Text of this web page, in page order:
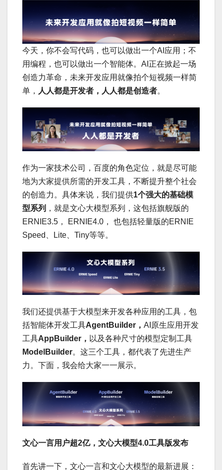
今天，你不会写代码，也可以做出一个AI应用；不
用编程，也可以做出一个智能体。AI正在掀起一场
创造力革命，未来开发应用就像拍个短视频一样简
单， 人人都是开发者，人人都是创造者。
作为一家技术公司，百度的角色定位，就是尽可能
地为大家提供所需的开发工具，不断提升整个社会
的创造力。具体来说，我们提供1个强大的基础模
型系列 ，就是文心大模型系列，这包括旗舰版的
ERNIE3.5， ERNIE4.0， 也包括轻量版的ERNIE
Speed、Lite、Tiny等等。
我们还提供基于大模型来开发各种应用的工具，包
括智能体开发工具AgentBuilder， AI原生应用开发
工具AppBuilder， 以及各种尺寸的模型定制工具
ModelBuilder。这三个工具，都代表了先进生产
力。下面，我会给大家一一展示。
文心一言用户超2亿，文心大模型4.0工具版发布
首先讲一下，文心一言和文心大模型的最新进展：